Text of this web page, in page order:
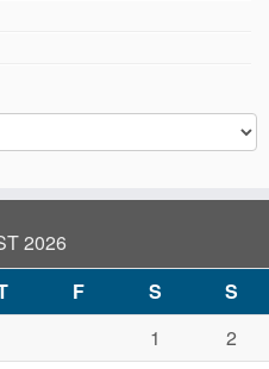
2026
F S
S
1
2